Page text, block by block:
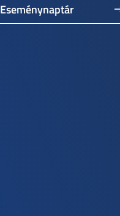
Eseménynaptár